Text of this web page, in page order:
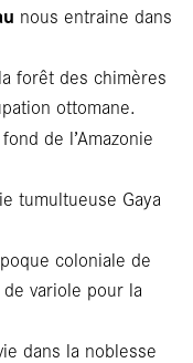
nous entraine dans
forêt des chimères
ottomane.
de l’Amazonie
tumultueuse Gaya
coloniale de
variole pour la
dans la noblesse